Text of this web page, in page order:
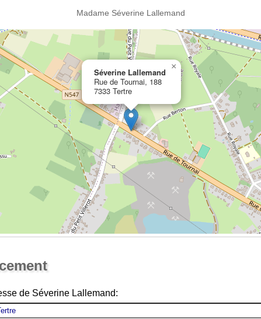
Madame Séverine Lallemand
Séverine Lallemand
Rue de Tournai, 188
7333 Tertre
×
de Séverine Lallemand: